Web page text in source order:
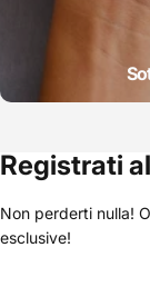
Registrati
Non perderti nulla!
esclusive!